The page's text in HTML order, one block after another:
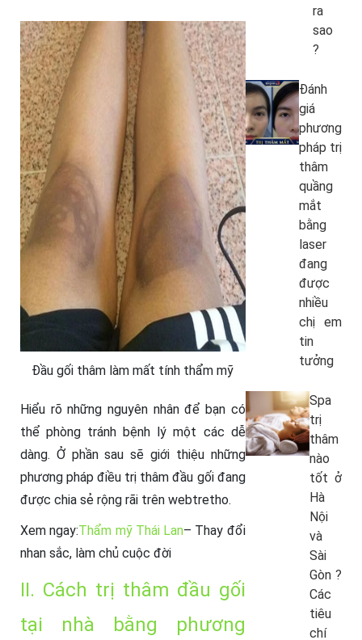
Đầu gối thâm làm mất tính thẩm mỹ
Hiểu rõ những nguyên nhân để bạn có
thể phòng tránh bệnh lý một các dễ
dàng. Ở phần sau sẽ giới thiệu những
phương pháp điều trị thâm đầu gối đang
được chia sẻ rộng rãi trên webtretho.
Xem ngay:Thẩm mỹ Thái Lan– Thay đổi
nhan sắc, làm chủ cuộc đời
II. Cách trị thâm đầu gối
tại nhà bằng phương
ra
sao
?
Đánh
giá
phương
pháp trị
thâm
quầng
mắt
bằng
laser
đang
được
nhiều
chị em
tin
tưởng
Spa
trị
thâm
nào
tốt ở
Hà
Nội
và
Sài
Gòn ?
Các
tiêu
chí